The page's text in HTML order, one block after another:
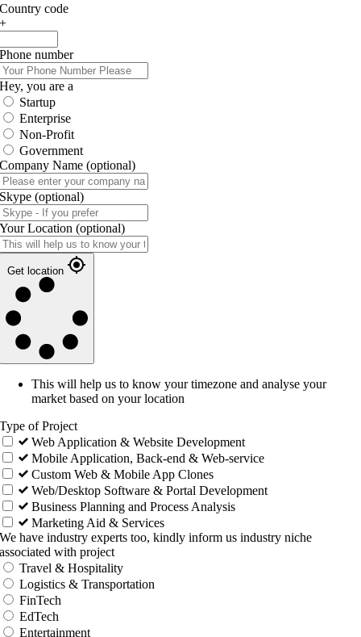
Country code
+
Phone number
Hey, you are a
Startup
Enterprise
Non-Profit
Government
Company Name (optional)
Skype (optional)
Your Location (optional)
Get location
This will help us to know your timezone and analyse your
market based on your location
Type of Project
Web Application & Website Development
Mobile Application, Back-end & Web-service
Custom Web & Mobile App Clones
Web/Desktop Software & Portal Development
Business Planning and Process Analysis
Marketing Aid & Services
We have industry experts too, kindly inform us industry niche
associated with project
Travel & Hospitality
Logistics & Transportation
FinTech
EdTech
Entertainment